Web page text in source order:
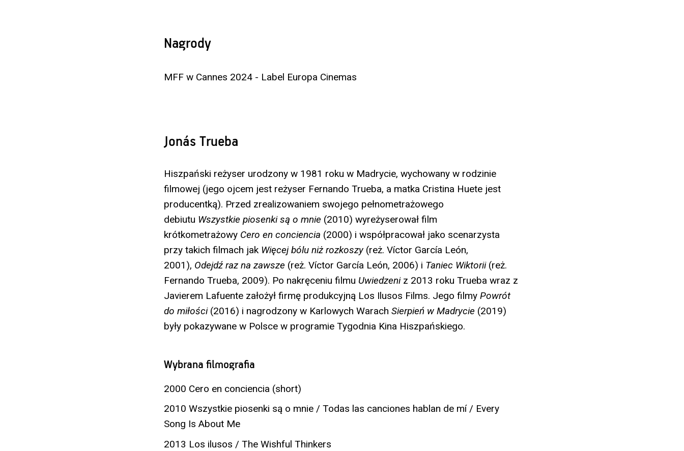
Nagrody
MFF w Cannes 2024 - Label Europa Cinemas
Jonás Trueba
Hiszpański reżyser urodzony w 1981 roku w Madrycie, wychowany w rodzinie
filmowej (jego ojcem jest reżyser Fernando Trueba, a matka Cristina Huete jest
producentką). Przed zrealizowaniem swojego pełnometrażowego
debiutu Wszystkie piosenki są o mnie (2010) wyreżyserował film
krótkometrażowy Cero en conciencia (2000) i współpracował jako scenarzysta
przy takich filmach jak Więcej bólu niż rozkoszy(reż. Víctor García León,
2001), Odejdź raz na zawsze (reż. Víctor García León, 2006) i Taniec Wiktorii(reż.
Fernando Trueba, 2009). Po nakręceniu filmu Uwiedzeniz 2013 roku Trueba wraz z
Javierem Lafuente założył firmę produkcyjną Los Ilusos Films. Jego filmy Powrót
do miłości(2016) i nagrodzony w Karlowych Warach Sierpień w Madrycie (2019)
były pokazywane w Polsce w programie Tygodnia Kina Hiszpańskiego.
Wybrana filmografia
2000 Cero en conciencia (short)
2010 Wszystkie piosenki są o mnie / Todas las canciones hablan de mí / Every
Song Is About Me
2013 Los ilusos / The Wishful Thinkers